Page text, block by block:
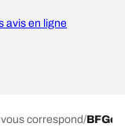
avis en ligne
correspond